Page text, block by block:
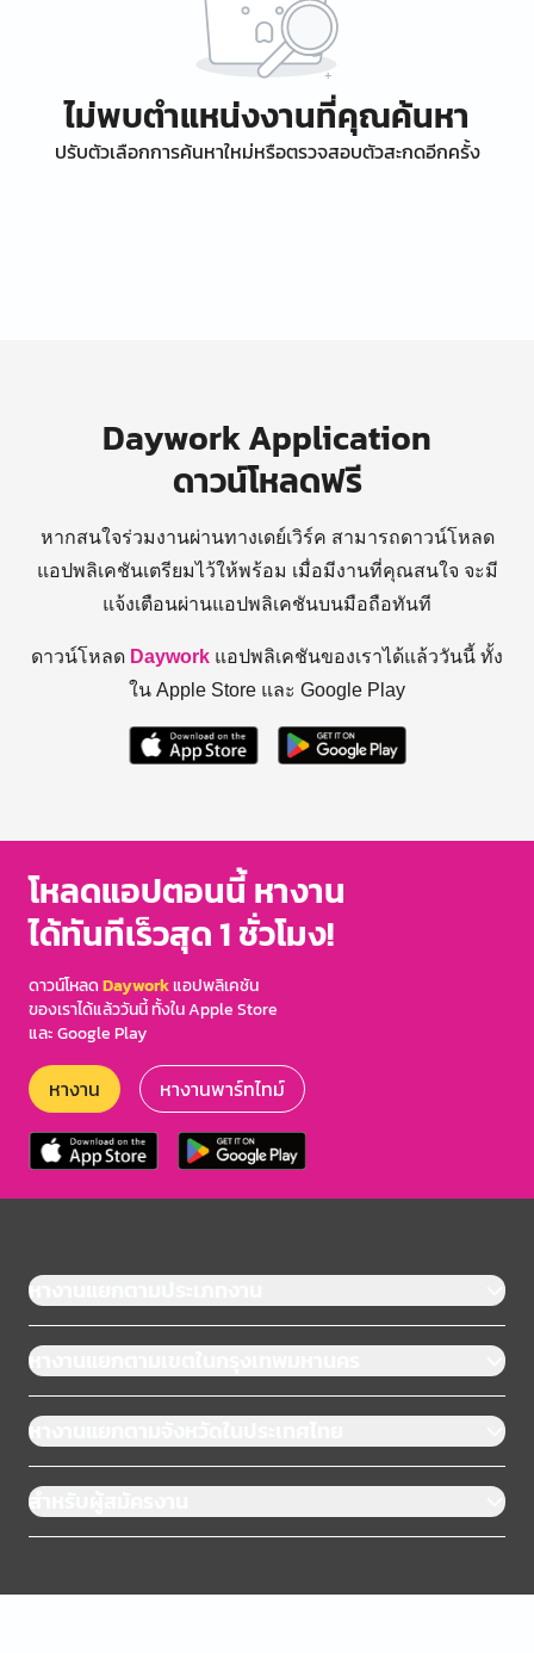
ไม่พบตำแหน่งงานที่คุณค้นหา
ปรับตัวเลือกการค้นหาใหม่หรือตรวจสอบตัวสะกดอีกครั้ง
Daywork Application
ดาวน์โหลดฟรี
หากสนใจร่วมงานผ่านทางเดย์เวิร์ค สามารถดาวน์โหลด
แอปพลิเคชันเตรียมไว้ให้พร้อม เมื่อมีงานที่คุณสนใจ จะมี
แจ้งเตือนผ่านแอปพลิเคชันบนมือถือทันที
ดาวน์โหลด Daywork แอปพลิเคชันของเราได้แล้ววันนี้ ทั้ง
ใน Apple Store และ Google Play
โหลดแอปตอนนี้ หางาน
ได้ทันทีเร็วสุด 1 ชั่วโมง!
ดาวน์โหลดDayworkแอปพลิเคชัน
ของเราได้แล้ววันนี้ ทั้งใน Apple Store
และ Google Play
หางาน หางานพาร์ทไทม์
หางานแยกตามประเภทงาน
หางานแยกตามเขตในกรุงเทพมหานคร
หางานแยกตามจังหวัดในประเทศไทย
สำหรับผู้สมัครงาน